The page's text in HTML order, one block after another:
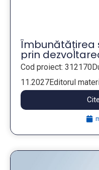
Îmbunătățirea
prin
angajaților din
municipale
Cod proiect:
11.2027Editorul